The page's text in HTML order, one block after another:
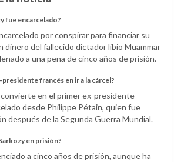
fue encarcelado?
por conspirar para financiar su
dinero del fallecido dictador libio Muammar
a una pena de cinco años de prisión.
francés en ir a la cárcel?
convierte en el primer ex-presidente
desde Philippe Pétain, quien fue
después de la Segunda Guerra Mundial.
en prisión?
a cinco años de prisión, aunque ha